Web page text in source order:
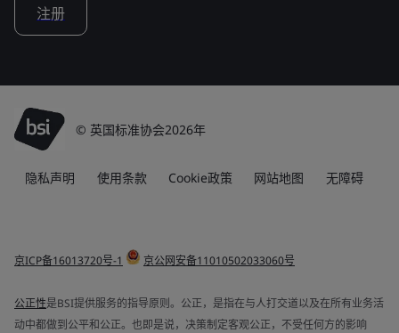
注册
© 英国标准协会2026年
隐私声明 使用条款 Cookie政策 网站地图 无障碍
京ICP备16013720号-1 京公网安备11010502033060号
公正性是BSI提供服务的指导原则。公正，是指在与人打交道以及在所有业务活
动中都做到公平和公正。也即是说，决策制定客观公正，不受任何方的影响